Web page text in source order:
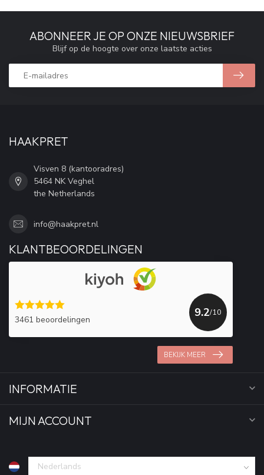
ABONNEER JE OP ONZE NIEUWSBRIEF
Blijf op de hoogte over onze laatste acties
HAAKPRET
Visven 8 (kantooradres)
5464 NK Veghel
the Netherlands
info@haakpret.nl
KLANTBEOORDELINGEN
3461 beoordelingen
9.2/10
BEKIJK MEER
INFORMATIE
MIJN ACCOUNT